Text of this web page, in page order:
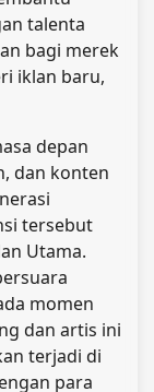
talenta
bagi merek
iklan baru,
depan
dan konten
tersebut
Utama.
momen
dan artis ini
terjadi di
para